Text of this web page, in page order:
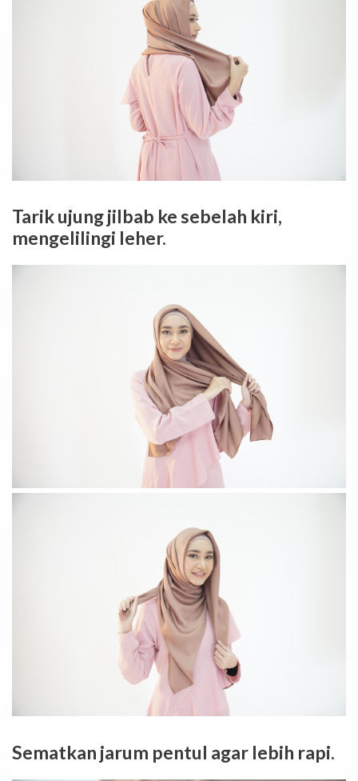
Tarik ujung jilbab ke sebelah kiri,
mengelilingi leher.
Sematkan jarum pentul agar lebih rapi.